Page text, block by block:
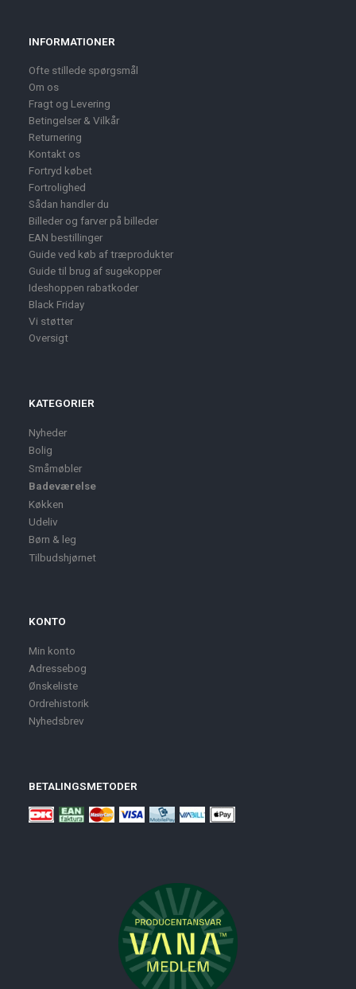
INFORMATIONER
Ofte stillede spørgsmål
Om os
Fragt og Levering
Betingelser & Vilkår
Returnering
Kontakt os
Fortryd købet
Fortrolighed
Sådan handler du
Billeder og farver på billeder
EAN bestillinger
Guide ved køb af træprodukter
Guide til brug af sugekopper
Ideshoppen rabatkoder
Black Friday
Vi støtter
Oversigt
KATEGORIER
Nyheder
Bolig
Småmøbler
Badeværelse
Køkken
Udeliv
Børn & leg
Tilbudshjørnet
KONTO
Min konto
Adressebog
Ønskeliste
Ordrehistorik
Nyhedsbrev
BETALINGSMETODER